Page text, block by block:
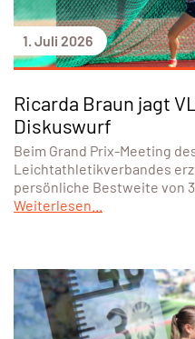
1. Juli 2026
Ricarda Braun jagt
Diskuswurf
Beim Grand Prix-Meeting
Leichtathletikverbandes
persönliche Bestweite von
Weiterlesen...